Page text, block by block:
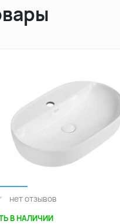
нет отзывов
В НАЛИЧИИ